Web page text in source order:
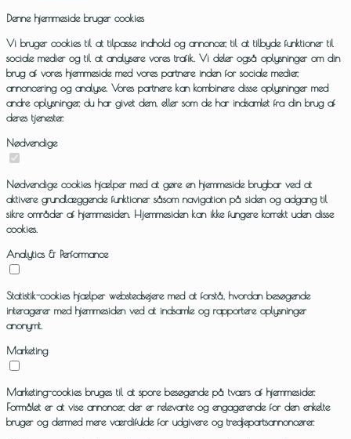
Denne hjemmeside bruger cookies
Vi bruger cookies til at tilpasse indhold og annoncer, til at tilbyde funktioner til
sociale medier og til at analysere vores trafik. Vi deler også oplysninger om din
brug af vores hjemmeside med vores partnere inden for sociale medier,
annoncering og analyse. Vores partnere kan kombinere disse oplysninger med
andre oplysninger, du har givet dem, eller som de har indsamlet fra din brug af
deres tjenester.
Nødvendige
Nødvendige cookies hjælper med at gøre en hjemmeside brugbar ved at
aktivere grundlæggende funktioner såsom navigation på siden og adgang til
sikre områder af hjemmesiden. Hjemmesiden kan ikke fungere korrekt uden disse
cookies.
Analytics & Performance
Statistik-cookies hjælper webstedsejere med at forstå, hvordan besøgende
interagerer med hjemmesiden ved at indsamle og rapportere oplysninger
anonymt.
Marketing
Marketing-cookies bruges til at spore besøgende på tværs af hjemmesider.
Formålet er at vise annoncer, der er relevante og engagerende for den enkelte
bruger og dermed mere værdifulde for udgivere og tredjepartsannoncører.